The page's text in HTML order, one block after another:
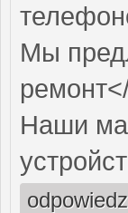
Мы
Наши
odpowiedz